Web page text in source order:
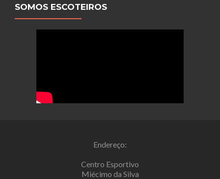
SOMOS ESCOTEIROS
Endereço:
Centro Esportivo
Miécimo da Silva